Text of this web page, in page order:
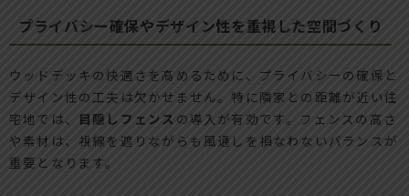
プライバシー確保やデザイン性を重視した空間づくり
ウッドデッキの快適さを高めるために、プライバシーの確保と
デザイン性の工夫は欠かせません。特に隣家との距離が近い住
宅地では、 目隠しフェンス の導入が有効です。フェンスの高さ
や素材は、視線を遮りながらも風通しを損なわないバランスが
重要となります。